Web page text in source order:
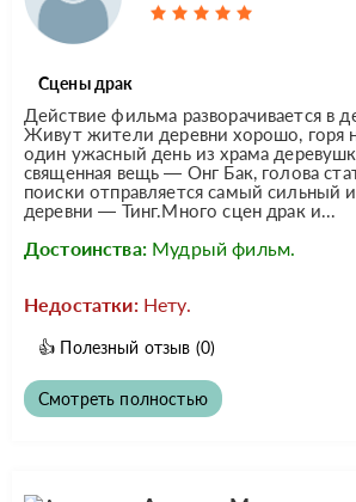
Сцены драк
Действие фильма разворачивается в
Живут жители деревни хорошо, горя
один ужасный день из храма
священная вещь — Онг Бак, голова
поиски отправляется самый сильный
деревни — Тинг.Много сцен драк и...
Достоинства: Мудрый фильм.
Недостатки: Нету.
👍 Полезный отзыв (0)
Смотреть полностью